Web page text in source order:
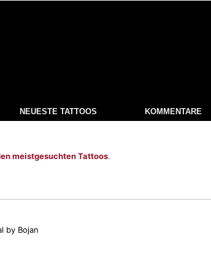
NEUESTE TATTOOS KOMMENTARE
meistgesuchten Tattoos.
by Bojan